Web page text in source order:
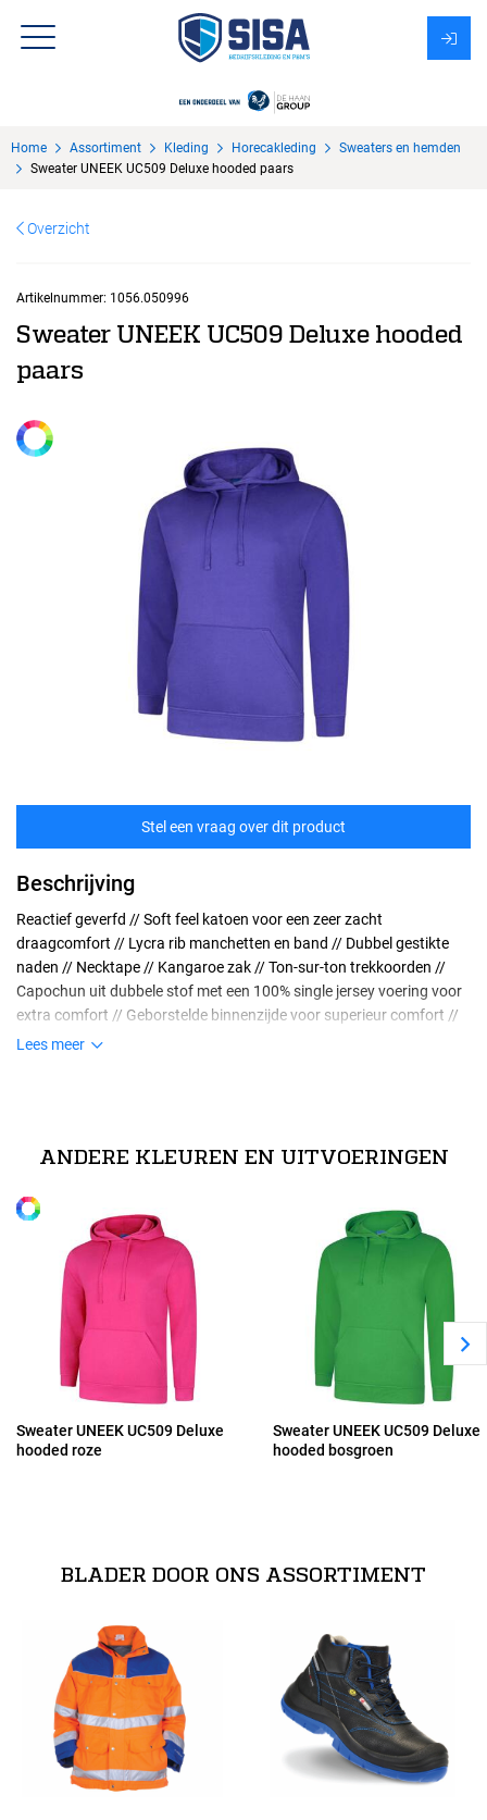
Over Sisa
Home Assortiment Kleding Horecakleding
Sweaters en hemden
Sweater UNEEK UC509 Deluxe hooded paars
Overzicht
Artikelnummer: 1056.050996
Sweater UNEEK UC509 Deluxe hooded
paars
Stel een vraag over dit product
Beschrijving
Reactief geverfd // Soft feel katoen voor een zeer zacht
draagcomfort // Lycra rib manchetten en band // Dubbel gestikte
naden // Necktape // Kangaroe zak // Ton-sur-ton trekkoorden //
Capochun uit dubbele stof met een 100% single jersey voering voor
extra comfort // Geborstelde binnenzijde voor superieur comfort //
Enzymen gewassen voor extra zacht draagcomfort en verminderde
Lees meer
2XL
ANDERE KLEUREN EN UITVOERINGEN
Sweater UNEEK UC509 Deluxe
hooded roze
Sweater UNEEK UC509 Deluxe
hooded bosgroen
BLADER DOOR ONS ASSORTIMENT